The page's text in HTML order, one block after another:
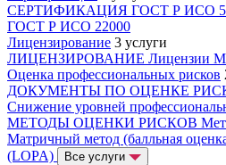
СЕРТИФИКАЦИЯ ГОСТ Р ИСО
ГОСТ Р ИСО 22000
Лицензирование 3 услуги
ЛИЦЕНЗИРОВАНИЕ Лицензии
Оценка профессиональных рисков
ДОКУМЕНТЫ ПО ОЦЕНКЕ
Снижение уровней
МЕТОДЫ ОЦЕНКИ РИСКОВ
Матричный метод (балльная
(LOPA)
Все услуги